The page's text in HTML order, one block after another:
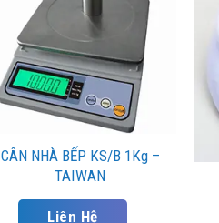
CÂN NHÀ BẾP KS/B 1Kg –
TAIWAN
Liên Hệ